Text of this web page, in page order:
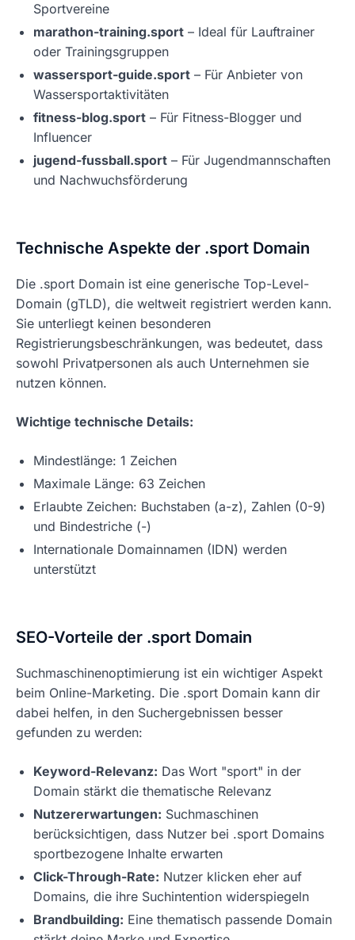
Sportvereine
marathon-training.sport – Ideal für Lauftrainer
oder Trainingsgruppen
wassersport-guide.sport – Für Anbieter von
Wassersportaktivitäten
fitness-blog.sport – Für Fitness-Blogger und
Influencer
jugend-fussball.sport – Für Jugendmannschaften
und Nachwuchsförderung
Technische Aspekte der .sport Domain
Die .sport Domain ist eine generische Top-Level-
Domain (gTLD), die weltweit registriert werden kann.
Sie unterliegt keinen besonderen
Registrierungsbeschränkungen, was bedeutet, dass
sowohl Privatpersonen als auch Unternehmen sie
nutzen können.
Wichtige technische Details:
Mindestlänge: 1 Zeichen
Maximale Länge: 63 Zeichen
Erlaubte Zeichen: Buchstaben (a-z), Zahlen (0-9)
und Bindestriche (-)
Internationale Domainnamen (IDN) werden
unterstützt
SEO-Vorteile der .sport Domain
Suchmaschinenoptimierung ist ein wichtiger Aspekt
beim Online-Marketing. Die .sport Domain kann dir
dabei helfen, in den Suchergebnissen besser
gefunden zu werden:
Keyword-Relevanz: Das Wort "sport" in der
Domain stärkt die thematische Relevanz
Nutzererwartungen: Suchmaschinen
berücksichtigen, dass Nutzer bei .sport Domains
sportbezogene Inhalte erwarten
Click-Through-Rate: Nutzer klicken eher auf
Domains, die ihre Suchintention widerspiegeln
Brandbuilding: Eine thematisch passende Domain